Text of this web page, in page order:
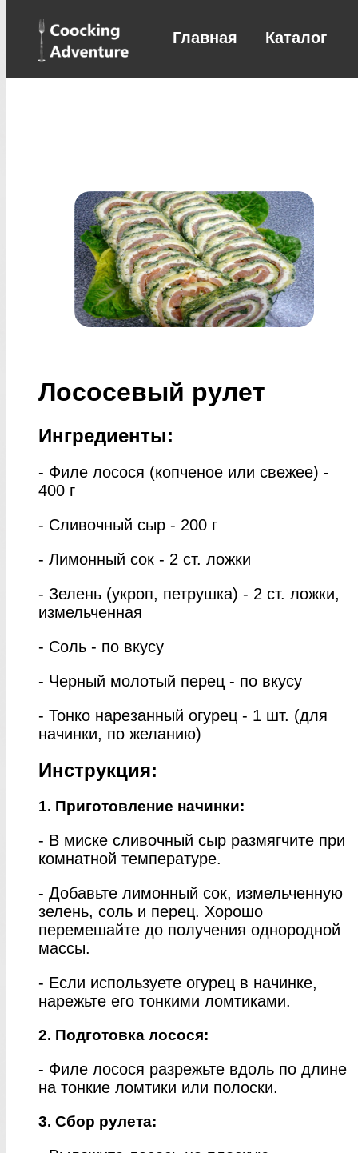
Главная Каталог
Лососевый рулет
Ингредиенты:
- Филе лосося (копченое или свежее) -
400 г
- Сливочный сыр - 200 г
- Лимонный сок - 2 ст. ложки
- Зелень (укроп, петрушка) - 2 ст. ложки,
измельченная
- Соль - по вкусу
- Черный молотый перец - по вкусу
- Тонко нарезанный огурец - 1 шт. (для
начинки, по желанию)
Инструкция:
1. Приготовление начинки:
- В миске сливочный сыр размягчите при
комнатной температуре.
- Добавьте лимонный сок, измельченную
зелень, соль и перец. Хорошо
перемешайте до получения однородной
массы.
- Если используете огурец в начинке,
нарежьте его тонкими ломтиками.
2. Подготовка лосося:
- Филе лосося разрежьте вдоль по длине
на тонкие ломтики или полоски.
3. Сбор рулета: